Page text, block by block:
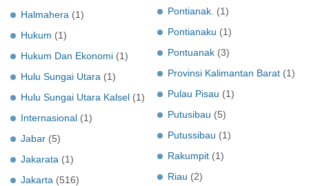
Halmahera (1)
Hukum (1)
Hukum Dan Ekonomi (1)
Hulu Sungai Utara (1)
Hulu Sungai Utara Kalsel (1)
Internasional (1)
Jabar (5)
Jakarata (1)
Jakarta (516)
Pontianak. (1)
Pontianaku (1)
Pontuanak (3)
Provinsi Kalimantan Barat (1)
Pulau Pisau (1)
Putusibau (5)
Putussibau (1)
Rakumpit (1)
Riau (2)